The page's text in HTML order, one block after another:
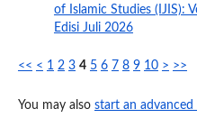
of Islamic Studies (IJIS):
Edisi Juli 2026
<< < 1 2 3 4 5 6 7 8 9 10 > >>
You may also start an advanced